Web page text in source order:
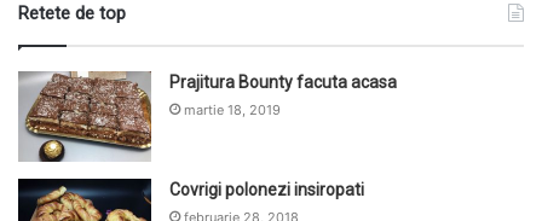
Retete de top
Prajitura Bounty facuta acasa
martie 18, 2019
Covrigi polonezi insiropati
februarie 28, 2018